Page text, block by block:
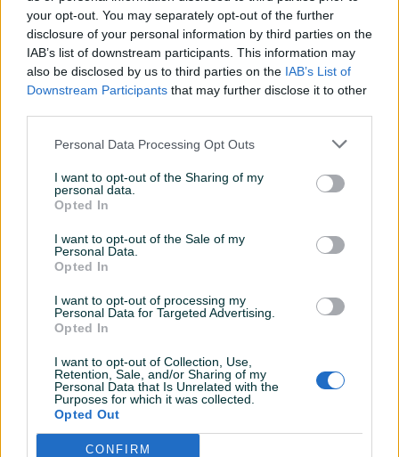
your opt-out. You may separately opt-out of the further
disclosure of your personal information by third parties on the
IAB’s list of downstream participants. This information may
also be disclosed by us to third parties on the IAB’s List of
Downstream Participants that may further disclose it to other
Personal Data Processing Opt Outs
I want to opt-out of the Sharing of my
personal data.
Opted In
I want to opt-out of the Sale of my
Personal Data.
Opted In
I want to opt-out of processing my
Personal Data for Targeted Advertising.
Opted In
I want to opt-out of Collection, Use,
Retention, Sale, and/or Sharing of my
Personal Data that Is Unrelated with the
Purposes for which it was collected.
Opted Out
CONFIRM
Dostupno
Odbojkaška lopta *MIKASA*
prije mjesec
Dostupno
Mikasa lopta odbojkaška
V330W 49072258810 1S
prije mjesec
Lopta odbojka original
45 KM
prije mjesec
Dostupno
Novo
60 KM